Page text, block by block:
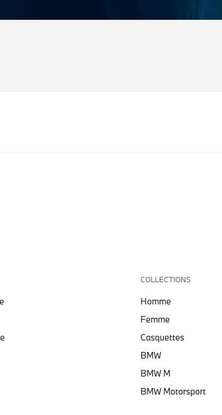
COLLECTIONS
Homme
Femme
Casquettes
BMW
BMW M
BMW Motorsport